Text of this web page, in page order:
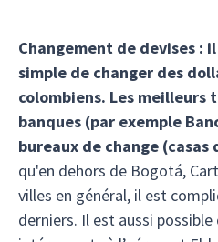
Changement de devises :
simple de changer des
colombiens. Les meilleurs
banques (par exemple
bureaux de change (casas
qu'en dehors de Bogotá,
villes en général, il est
derniers. Il est aussi